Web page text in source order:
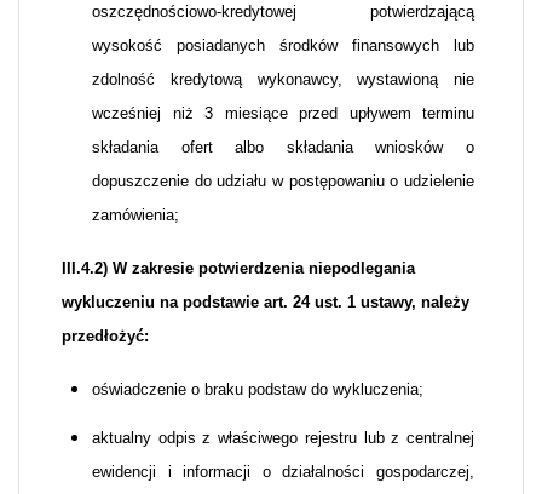
oszczędnościowo-kredytowej potwierdzającą
wysokość posiadanych środków finansowych lub
zdolność kredytową wykonawcy, wystawioną nie
wcześniej niż 3 miesiące przed upływem terminu
składania ofert albo składania wniosków o
dopuszczenie do udziału w postępowaniu o udzielenie
zamówienia;
III.4.2) W zakresie potwierdzenia niepodlegania
wykluczeniu na podstawie art. 24 ust. 1 ustawy, należy
przedłożyć:
oświadczenie o braku podstaw do wykluczenia;
aktualny odpis z właściwego rejestru lub z centralnej
ewidencji i informacji o działalności gospodarczej,